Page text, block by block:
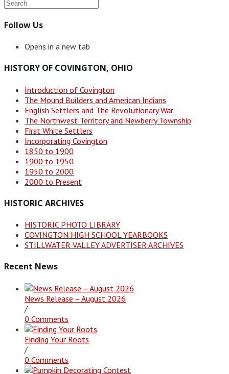
Follow Us
Opens in a new tab
HISTORY OF COVINGTON, OHIO
Introduction of Covington
The Mound Builders and American Indians
English Settlers and The Revolutionary War
The Northwest Territory and Newberry Township
First White Settlers
Incorporating Covington
1850 to 1900
1900 to 1950
1950 to 2000
2000 to Present
HISTORIC ARCHIVES
HISTORIC PHOTO LIBRARY
COVINGTON HIGH SCHOOL YEARBOOKS
STILLWATER VALLEY ADVERTISER ARCHIVES
Recent News
News Release – August 2026
/
0 Comments
Finding Your Roots
/
0 Comments